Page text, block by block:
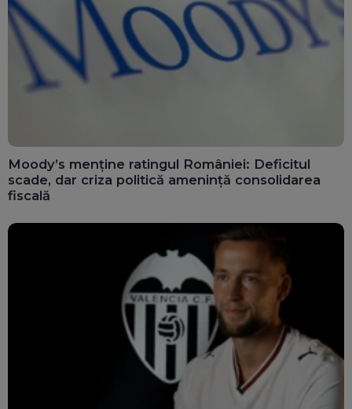
Moody’s menține ratingul României: Deficitul
scade, dar criza politică amenință consolidarea
fiscală